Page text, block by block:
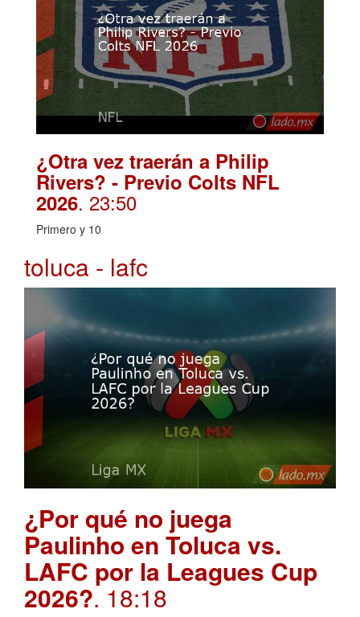
¿Otra vez traerán a Philip
Rivers? - Previo Colts NFL
2026. 23:50
Primero y 10
toluca - lafc
¿Por qué no juega
Paulinho en Toluca vs.
LAFC por la Leagues Cup
2026?. 18:18